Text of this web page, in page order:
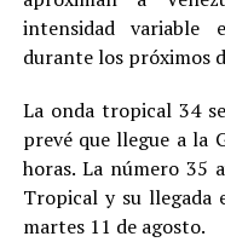
intensidad variable
durante los próximos
La onda tropical 34
prevé que llegue a la
horas. La número 35
Tropical y su llegada
martes 11 de agosto.